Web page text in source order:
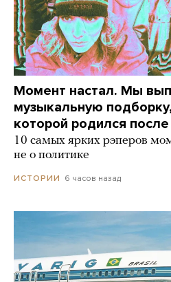
Момент настал. Мы
музыкальную
которой родился
10 самых ярких рэперов
не о политике
ИСТОРИИ 6 часов назад